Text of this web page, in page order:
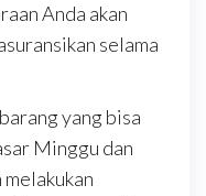
Anda akan
selama
yang bisa
Minggu dan